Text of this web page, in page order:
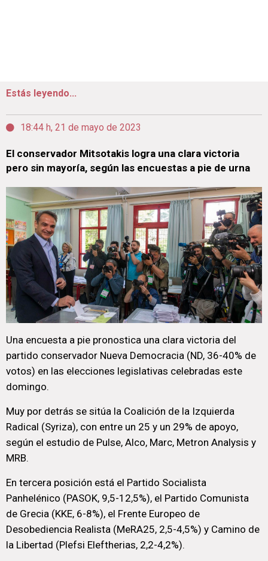
Estás leyendo...
18:44 h, 21 de mayo de 2023
El conservador Mitsotakis logra una clara victoria
pero sin mayoría, según las encuestas a pie de urna
Una encuesta a pie pronostica una clara victoria del
partido conservador Nueva Democracia (ND, 36-40% de
votos) en las elecciones legislativas celebradas este
domingo.
Muy por detrás se sitúa la Coalición de la Izquierda
Radical (Syriza), con entre un 25 y un 29% de apoyo,
según el estudio de Pulse, Alco, Marc, Metron Analysis y
MRB.
En tercera posición está el Partido Socialista
Panhelénico (PASOK, 9,5-12,5%), el Partido Comunista
de Grecia (KKE, 6-8%), el Frente Europeo de
Desobediencia Realista (MeRA25, 2,5-4,5%) y Camino de
la Libertad (Plefsi Eleftherias, 2,2-4,2%).